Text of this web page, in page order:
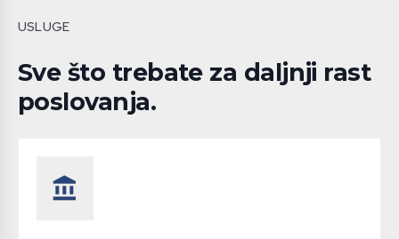
USLUGE
Sve što trebate za daljnji rast
poslovanja.
account_balance